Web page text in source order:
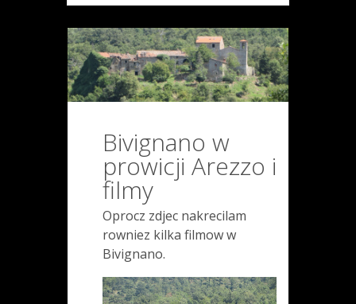
Bivignano w
prowicji Arezzo i
filmy
Oprocz zdjec nakrecilam
rowniez kilka filmow w
Bivignano.